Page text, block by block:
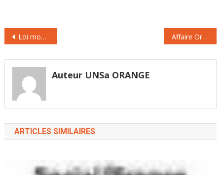
Navigation
de
l’article
Loi modernisation du dialogue social : des avancées Affaire Orange : Paris tente de calmer l’orage, rejette tout « boycott d’Israël»
Auteur UNSa ORANGE
ARTICLES SIMILAIRES